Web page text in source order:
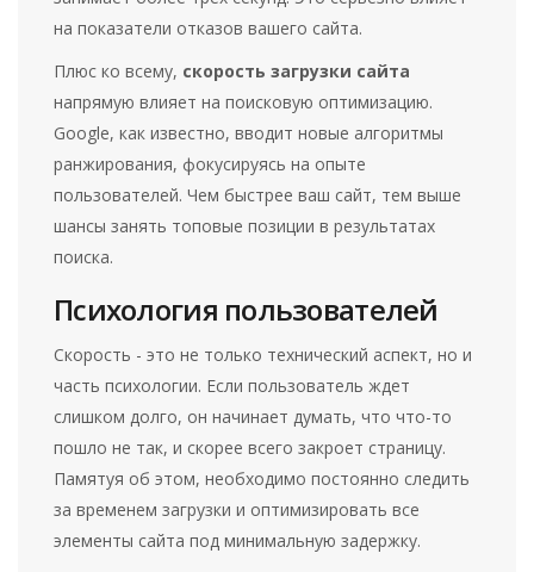
на показатели отказов вашего сайта.
Плюс ко всему, скорость загрузки сайта
напрямую влияет на поисковую оптимизацию.
Google, как известно, вводит новые алгоритмы
ранжирования, фокусируясь на опыте
пользователей. Чем быстрее ваш сайт, тем выше
шансы занять топовые позиции в результатах
поиска.
Психология пользователей
Скорость - это не только технический аспект, но и
часть психологии. Если пользователь ждет
слишком долго, он начинает думать, что что-то
пошло не так, и скорее всего закроет страницу.
Памятуя об этом, необходимо постоянно следить
за временем загрузки и оптимизировать все
элементы сайта под минимальную задержку.